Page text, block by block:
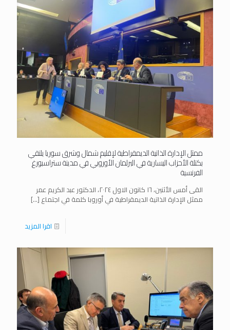
ممثل الإدارة الذاتية الديمقراطية لإقليم شمال وشرق سوريا يلتقي
بكتلة الأحزاب اليسارية في البرلمان الأوروبي في مدينة ستراسبورغ
الفرنسية
القى أمس الأثنين، ١٦ كانون الاول ٢٠٢٤، الدكتور عبد الكريم عمر
ممثل الإدارة الذاتية الديمقراطية في أوروبا كلمة في اجتماع […]
اقرا المزيد